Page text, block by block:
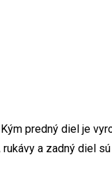
predný diel je
a zadný diel